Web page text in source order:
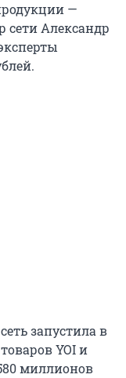
—
сети Александр
запустила в
YOI и
миллионов